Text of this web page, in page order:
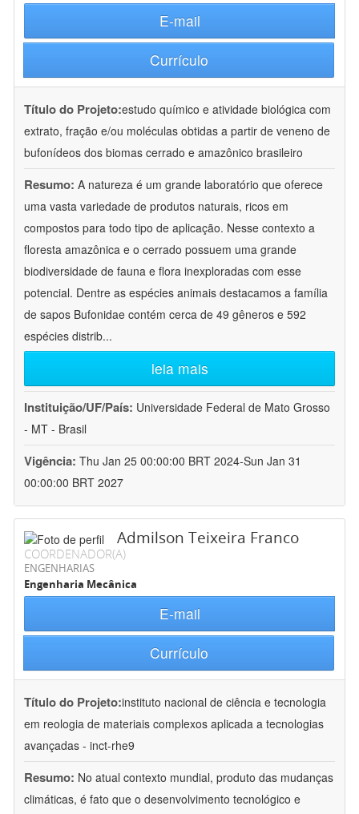
E-mail
Currículo
Título do Projeto:estudo químico e atividade biológica com
extrato, fração e/ou moléculas obtidas a partir de veneno de
bufonídeos dos biomas cerrado e amazônico brasileiro
Resumo: A natureza é um grande laboratório que oferece
uma vasta variedade de produtos naturais, ricos em
compostos para todo tipo de aplicação. Nesse contexto a
floresta amazônica e o cerrado possuem uma grande
biodiversidade de fauna e flora inexploradas com esse
potencial. Dentre as espécies animais destacamos a família
de sapos Bufonidae contém cerca de 49 gêneros e 592
espécies distrib...
leia mais
Instituição/UF/País: Universidade Federal de Mato Grosso
- MT - Brasil
Vigência: Thu Jan 25 00:00:00 BRT 2024-Sun Jan 31
00:00:00 BRT 2027
Admilson Teixeira Franco
COORDENADOR(A)
ENGENHARIAS
Engenharia Mecânica
E-mail
Currículo
Título do Projeto:instituto nacional de ciência e tecnologia
em reologia de materiais complexos aplicada a tecnologias
avançadas - inct-rhe9
Resumo: No atual contexto mundial, produto das mudanças
climáticas, é fato que o desenvolvimento tecnológico e